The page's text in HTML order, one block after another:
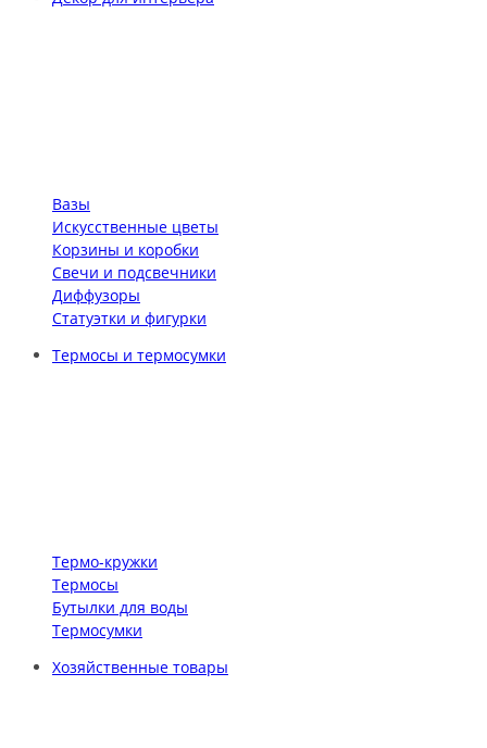
Вазы
Искусственные цветы
Корзины и коробки
Свечи и подсвечники
Диффузоры
Статуэтки и фигурки
Термосы и термосумки
Термо-кружки
Термосы
Бутылки для воды
Термосумки
Хозяйственные товары